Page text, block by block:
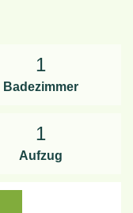
1
Badezimmer
1
Aufzug